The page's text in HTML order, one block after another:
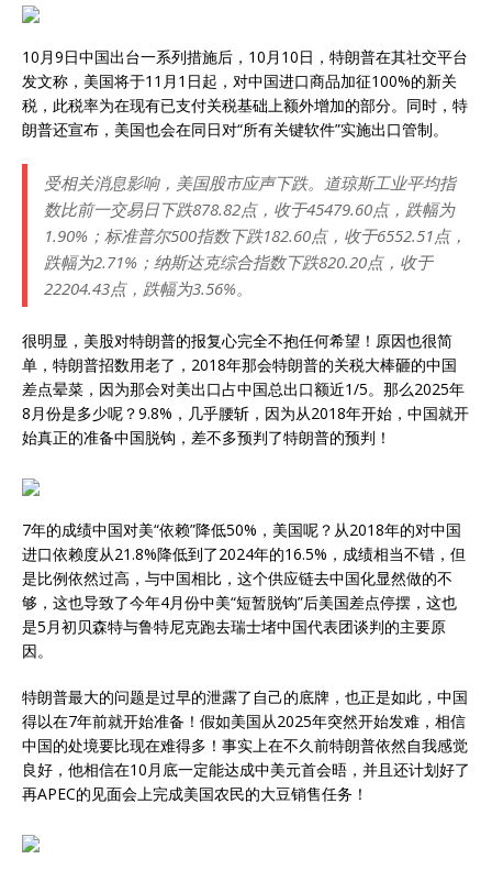
10月9日中国出台一系列措施后，10月10日，特朗普在其社交平台
发文称，美国将于11月1日起，对中国进口商品加征100%的新关
税，此税率为在现有已支付关税基础上额外增加的部分。同时，特
朗普还宣布，美国也会在同日对“所有关键软件”实施出口管制。
受相关消息影响，美国股市应声下跌。道琼斯工业平均指
数比前一交易日下跌878.82点，收于45479.60点，跌幅为
1.90%；标准普尔500指数下跌182.60点，收于6552.51点，
跌幅为2.71%；纳斯达克综合指数下跌820.20点，收于
22204.43点，跌幅为3.56%。
很明显，美股对特朗普的报复心完全不抱任何希望！原因也很简
单，特朗普招数用老了，2018年那会特朗普的关税大棒砸的中国
差点晕菜，因为那会对美出口占中国总出口额近1/5。那么2025年
8月份是多少呢？9.8%，几乎腰斩，因为从2018年开始，中国就开
始真正的准备中国脱钩，差不多预判了特朗普的预判！
7年的成绩中国对美“依赖”降低50%，美国呢？从2018年的对中国
进口依赖度从21.8%降低到了2024年的16.5%，成绩相当不错，但
是比例依然过高，与中国相比，这个供应链去中国化显然做的不
够，这也导致了今年4月份中美“短暂脱钩”后美国差点停摆，这也
是5月初贝森特与鲁特尼克跑去瑞士堵中国代表团谈判的主要原
因。
特朗普最大的问题是过早的泄露了自己的底牌，也正是如此，中国
得以在7年前就开始准备！假如美国从2025年突然开始发难，相信
中国的处境要比现在难得多！事实上在不久前特朗普依然自我感觉
良好，他相信在10月底一定能达成中美元首会晤，并且还计划好了
再APEC的见面会上完成美国农民的大豆销售任务！